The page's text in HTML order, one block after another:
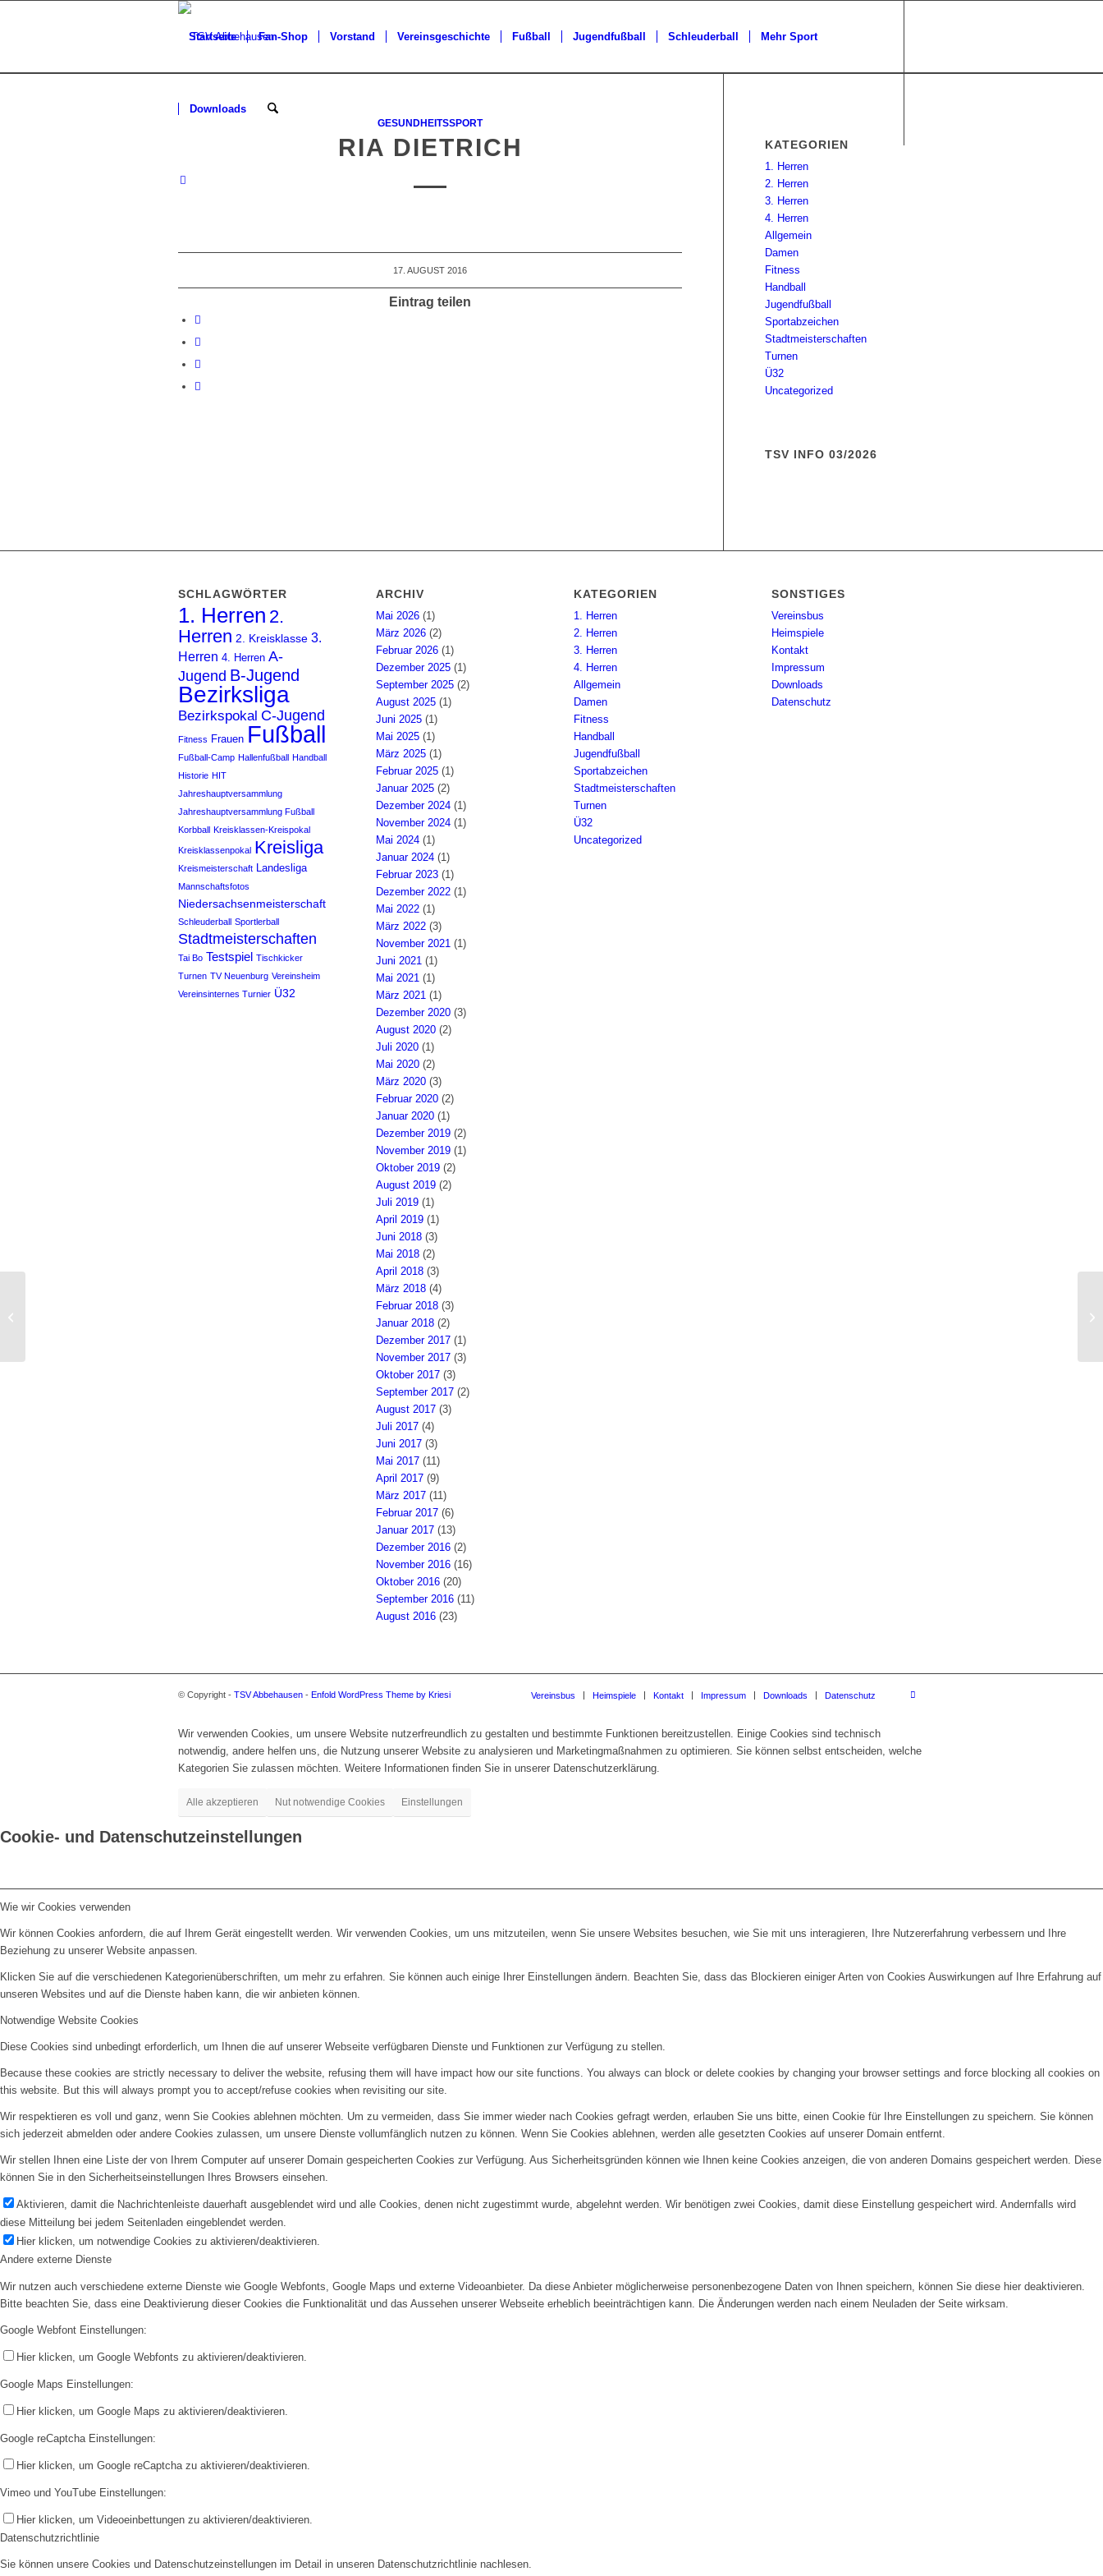
Startseite Fan-Shop Vorstand Vereinsgeschichte Fußball Jugendfußball Schleuderball Mehr Sport
Downloads
GESUNDHEITSSPORT
RIA DIETRICH
17. AUGUST 2016
Eintrag teilen
KATEGORIEN
1. Herren
2. Herren
3. Herren
4. Herren
Allgemein
Damen
Fitness
Handball
Jugendfußball
Sportabzeichen
Stadtmeisterschaften
Turnen
Ü32
Uncategorized
TSV INFO 03/2026
SCHLAGWÖRTER
1. Herren 2.
Herren 2. Kreisklasse 3.
Herren 4. Herren A-
Jugend B-Jugend
Bezirksliga
Bezirkspokal C-Jugend
Fitness Frauen Fußball
Fußball-Camp Hallenfußball Handball
Historie HIT
Jahreshauptversammlung
Jahreshauptversammlung Fußball
Korbball Kreisklassen-Kreispokal
Kreisklassenpokal Kreisliga
Kreismeisterschaft Landesliga
Mannschaftsfotos
Niedersachsenmeisterschaft
Schleuderball Sportlerball
Stadtmeisterschaften
Tai Bo Testspiel Tischkicker
Turnen TV Neuenburg Vereinsheim
Vereinsinternes Turnier Ü32
ARCHIV
Mai 2026 (1)
März 2026 (2)
Februar 2026 (1)
Dezember 2025 (1)
September 2025 (2)
August 2025 (1)
Juni 2025 (1)
Mai 2025 (1)
März 2025 (1)
Februar 2025 (1)
Januar 2025 (2)
Dezember 2024 (1)
November 2024 (1)
Mai 2024 (1)
Januar 2024 (1)
Februar 2023 (1)
Dezember 2022 (1)
Mai 2022 (1)
März 2022 (3)
November 2021 (1)
Juni 2021 (1)
Mai 2021 (1)
März 2021 (1)
Dezember 2020 (3)
August 2020 (2)
Juli 2020 (1)
Mai 2020 (2)
März 2020 (3)
Februar 2020 (2)
Januar 2020 (1)
Dezember 2019 (2)
November 2019 (1)
Oktober 2019 (2)
August 2019 (2)
Juli 2019 (1)
April 2019 (1)
Juni 2018 (3)
Mai 2018 (2)
April 2018 (3)
März 2018 (4)
Februar 2018 (3)
Januar 2018 (2)
Dezember 2017 (1)
November 2017 (3)
Oktober 2017 (3)
September 2017 (2)
August 2017 (3)
Juli 2017 (4)
Juni 2017 (3)
Mai 2017 (11)
April 2017 (9)
März 2017 (11)
Februar 2017 (6)
Januar 2017 (13)
Dezember 2016 (2)
November 2016 (16)
Oktober 2016 (20)
September 2016 (11)
August 2016 (23)
KATEGORIEN
1. Herren
2. Herren
3. Herren
4. Herren
Allgemein
Damen
Fitness
Handball
Jugendfußball
Sportabzeichen
Stadtmeisterschaften
Turnen
Ü32
Uncategorized
SONSTIGES
Vereinsbus
Heimspiele
Kontakt
Impressum
Downloads
Datenschutz
© Copyright - TSV Abbehausen - Enfold WordPress Theme by Kriesi Vereinsbus Heimspiele Kontakt Impressum Downloads Datenschutz
Wir verwenden Cookies, um unsere Website nutzerfreundlich zu gestalten und bestimmte Funktionen bereitzustellen. Einige Cookies sind technisch
notwendig, andere helfen uns, die Nutzung unserer Website zu analysieren und Marketingmaßnahmen zu optimieren. Sie können selbst entscheiden, welche
Kategorien Sie zulassen möchten. Weitere Informationen finden Sie in unserer Datenschutzerklärung.
Alle akzeptieren Nut notwendige Cookies Einstellungen
Cookie- und Datenschutzeinstellungen
Wie wir Cookies verwenden
Wir können Cookies anfordern, die auf Ihrem Gerät eingestellt werden. Wir verwenden Cookies, um uns mitzuteilen, wenn Sie unsere Websites besuchen, wie Sie mit uns interagieren, Ihre Nutzererfahrung verbessern und Ihre
Beziehung zu unserer Website anpassen.
Klicken Sie auf die verschiedenen Kategorienüberschriften, um mehr zu erfahren. Sie können auch einige Ihrer Einstellungen ändern. Beachten Sie, dass das Blockieren einiger Arten von Cookies Auswirkungen auf Ihre Erfahrung auf
unseren Websites und auf die Dienste haben kann, die wir anbieten können.
Notwendige Website Cookies
Diese Cookies sind unbedingt erforderlich, um Ihnen die auf unserer Webseite verfügbaren Dienste und Funktionen zur Verfügung zu stellen.
Because these cookies are strictly necessary to deliver the website, refusing them will have impact how our site functions. You always can block or delete cookies by changing your browser settings and force blocking all cookies on
this website. But this will always prompt you to accept/refuse cookies when revisiting our site.
Wir respektieren es voll und ganz, wenn Sie Cookies ablehnen möchten. Um zu vermeiden, dass Sie immer wieder nach Cookies gefragt werden, erlauben Sie uns bitte, einen Cookie für Ihre Einstellungen zu speichern. Sie können
sich jederzeit abmelden oder andere Cookies zulassen, um unsere Dienste vollumfänglich nutzen zu können. Wenn Sie Cookies ablehnen, werden alle gesetzten Cookies auf unserer Domain entfernt.
Wir stellen Ihnen eine Liste der von Ihrem Computer auf unserer Domain gespeicherten Cookies zur Verfügung. Aus Sicherheitsgründen können wie Ihnen keine Cookies anzeigen, die von anderen Domains gespeichert werden. Diese
können Sie in den Sicherheitseinstellungen Ihres Browsers einsehen.
Aktivieren, damit die Nachrichtenleiste dauerhaft ausgeblendet wird und alle Cookies, denen nicht zugestimmt wurde, abgelehnt werden. Wir benötigen zwei Cookies, damit diese Einstellung gespeichert wird. Andernfalls wird
diese Mitteilung bei jedem Seitenladen eingeblendet werden.
Hier klicken, um notwendige Cookies zu aktivieren/deaktivieren.
Andere externe Dienste
Wir nutzen auch verschiedene externe Dienste wie Google Webfonts, Google Maps und externe Videoanbieter. Da diese Anbieter möglicherweise personenbezogene Daten von Ihnen speichern, können Sie diese hier deaktivieren.
Bitte beachten Sie, dass eine Deaktivierung dieser Cookies die Funktionalität und das Aussehen unserer Webseite erheblich beeinträchtigen kann. Die Änderungen werden nach einem Neuladen der Seite wirksam.
Google Webfont Einstellungen:
Hier klicken, um Google Webfonts zu aktivieren/deaktivieren.
Google Maps Einstellungen:
Hier klicken, um Google Maps zu aktivieren/deaktivieren.
Google reCaptcha Einstellungen:
Hier klicken, um Google reCaptcha zu aktivieren/deaktivieren.
Vimeo und YouTube Einstellungen:
Hier klicken, um Videoeinbettungen zu aktivieren/deaktivieren.
Datenschutzrichtlinie
Sie können unsere Cookies und Datenschutzeinstellungen im Detail in unseren Datenschutzrichtlinie nachlesen.